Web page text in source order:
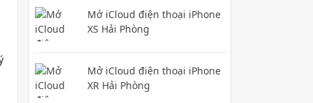
Mở iCloud điện thoại iPhone
XS Hải Phòng
Mở iCloud điện thoại iPhone
XR Hải Phòng